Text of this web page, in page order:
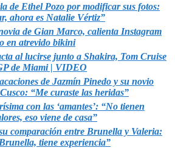
de Ethel Pozo por modificar sus fotos:
ahora es Natalie Vértiz”
de Gian Marco, calienta Instagram
en atrevido bikini
al lucirse junto a Shakira, Tom Cruise
de Miami | VIDEO
de Jazmín Pinedo y su novio
“Me curaste las heridas”
con las ‘amantes’: “No tienen
eso viene de casa”
comparación entre Brunella y Valeria:
tiene experiencia”